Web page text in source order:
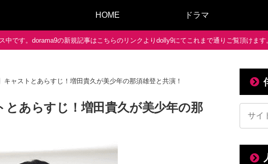
HOME ドラマ
中です。dorama9の新規記事はこちらのリンクよりdolly9にてこれまで通りご覧頂けます
キャストとあらすじ！増田貴久が美少年の那須雄登と共演！
とあらすじ！増田貴久が美少年の那